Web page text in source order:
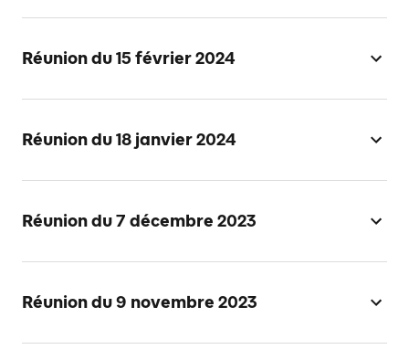
Réunion du 15 février 2024
Réunion du 18 janvier 2024
Réunion du 7 décembre 2023
Réunion du 9 novembre 2023